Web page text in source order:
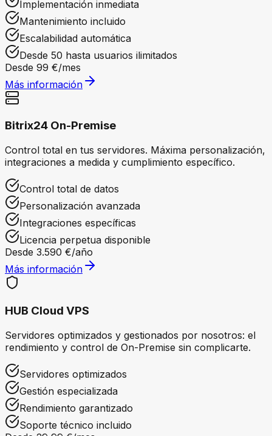
Implementación inmediata
Mantenimiento incluido
Escalabilidad automática
Desde 50 hasta usuarios ilimitados
Desde 99 €/mes
Más información
Bitrix24 On-Premise
Control total en tus servidores. Máxima personalización,
integraciones a medida y cumplimiento específico.
Control total de datos
Personalización avanzada
Integraciones específicas
Licencia perpetua disponible
Desde 3.590 €/año
Más información
HUB Cloud VPS
Servidores optimizados y gestionados por nosotros: el
rendimiento y control de On-Premise sin complicarte.
Servidores optimizados
Gestión especializada
Rendimiento garantizado
Soporte técnico incluido